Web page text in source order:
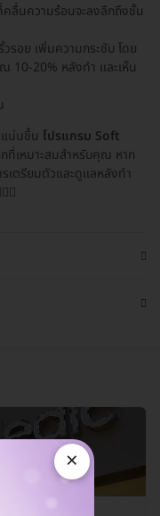
ลื่นความร้อนจะลงลึกถึงชั้น
รอย เพิ่มความกระชับ โดย
10-20% หลังทำ และเห็น
น่นขึ้น โปรแกรม Soft
กที่เหมาะสมสำหรับคุณ หาก
เตรียมตัวและดูแลหลังทำ
×